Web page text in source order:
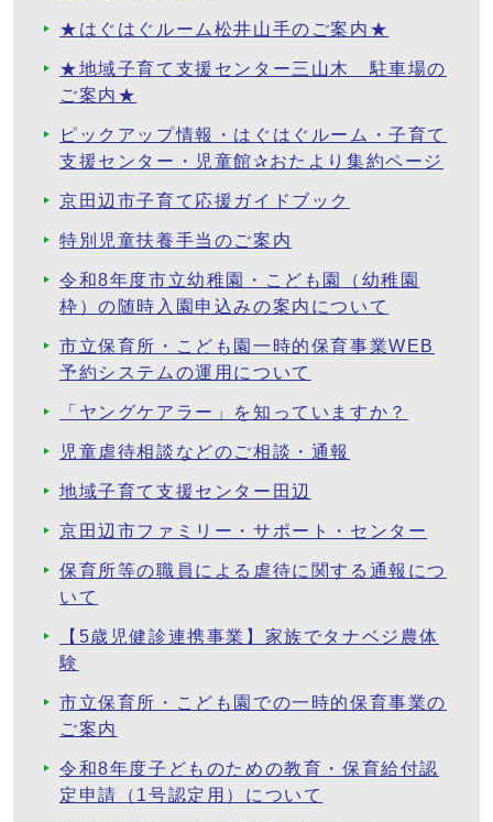
★はぐはぐルーム松井山手のご案内★
★地域子育て支援センター三山木 駐車場の
ご案内★
ピックアップ情報・はぐはぐルーム・子育て
支援センター・児童館✰おたより集約ページ
京田辺市子育て応援ガイドブック
特別児童扶養手当のご案内
令和8年度市立幼稚園・こども園（幼稚園
枠）の随時入園申込みの案内について
市立保育所・こども園一時的保育事業WEB
予約システムの運用について
「ヤングケアラー」を知っていますか？
児童虐待相談などのご相談・通報
地域子育て支援センター田辺
京田辺市ファミリー・サポート・センター
保育所等の職員による虐待に関する通報につ
いて
【5歳児健診連携事業】家族でタナベジ農体
験
市立保育所・こども園での一時的保育事業の
ご案内
令和8年度子どものための教育・保育給付認
定申請（1号認定用）について